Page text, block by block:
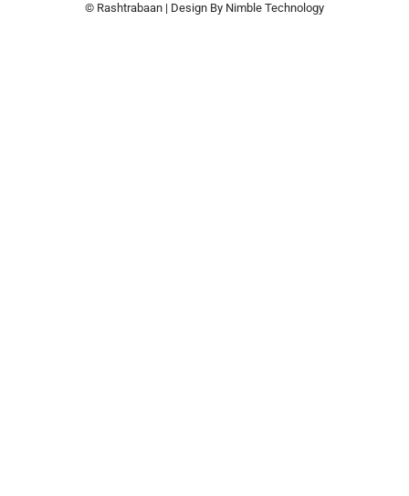
© Rashtrabaan | Design By Nimble Technology